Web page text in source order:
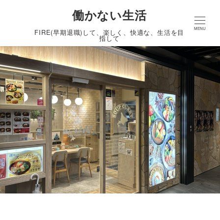
働かない生活
FIRE(早期退職)して、楽しく、快適な、生活を目
指して
MENU